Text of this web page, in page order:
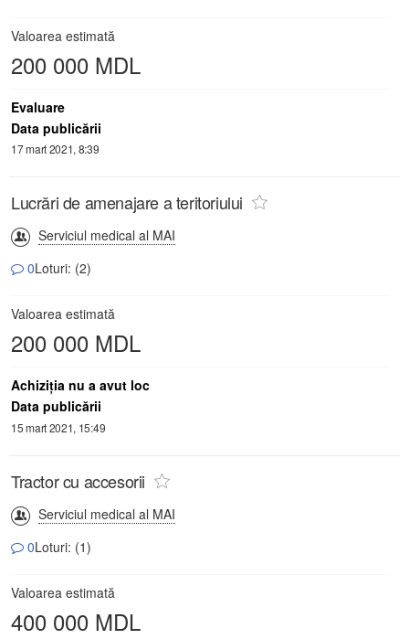
Valoarea estimată
200 000 MDL
Evaluare
Data publicării
17 mart 2021, 8:39
Lucrări de amenajare a teritoriului
Serviciul medical al MAI
0Loturi: (2)
Valoarea estimată
200 000 MDL
Achiziţia nu a avut loc
Data publicării
15 mart 2021, 15:49
Tractor cu accesorii
Serviciul medical al MAI
0Loturi: (1)
Valoarea estimată
400 000 MDL